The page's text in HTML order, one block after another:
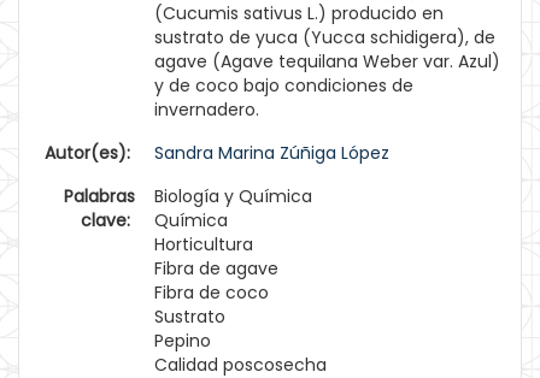
(Cucumis sativus L.) producido en
sustrato de yuca (Yucca schidigera), de
agave (Agave tequilana Weber var. Azul)
y de coco bajo condiciones de
invernadero.
Autor(es):
Sandra Marina Zúñiga López
Palabras
clave:
Biología y Química
Química
Horticultura
Fibra de agave
Fibra de coco
Sustrato
Pepino
Calidad poscosecha